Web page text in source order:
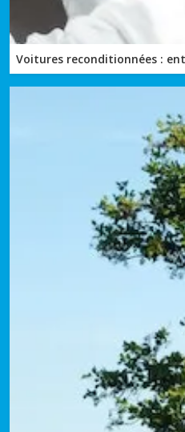
Voitures reconditionnées :